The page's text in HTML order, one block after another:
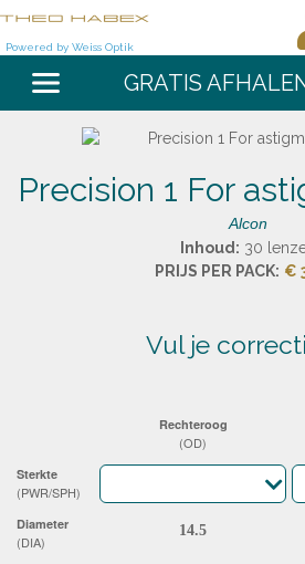
Powered by Weiss Optik
GRATIS
Precision 1 For
Alcon
Inhoud: 30
PRIJS PER PACK: €
vul je
Sterkte
(PWR/SPH)
Diameter
(DIA)
Rechteroog
(OD)